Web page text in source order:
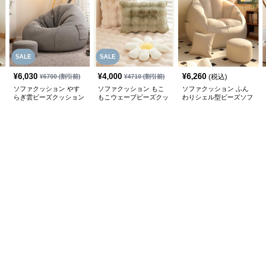
SALE
¥6,030 ¥6700(割引前)
ソファクッション やす
らぎ雲ビーズクッション
SALE
¥4,000 ¥4710(割引前)
ソファクッション もこ
もこウェーブビーズクッ
¥6,260 (税込)
ソファクッション ふん
わりシェル型ビーズソフ